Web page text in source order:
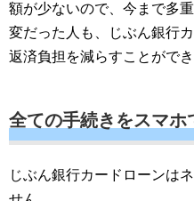
額が少ないので、今まで多
変だった人も、じぶん銀行
返済負担を減らすことができ
全ての手続きをスマホ
じぶん銀行カードローンは